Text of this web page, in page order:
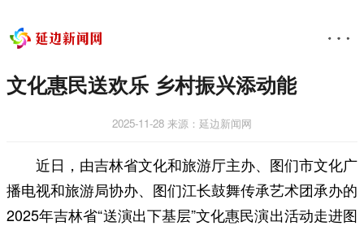
文化惠民送欢乐 乡村振兴添动能
2025-11-28 来源：延边新闻网
近日，由吉林省文化和旅游厅主办、图们市文化广
播电视和旅游局协办、图们江长鼓舞传承艺术团承办的
2025年吉林省“送演出下基层”文化惠民演出活动走进图